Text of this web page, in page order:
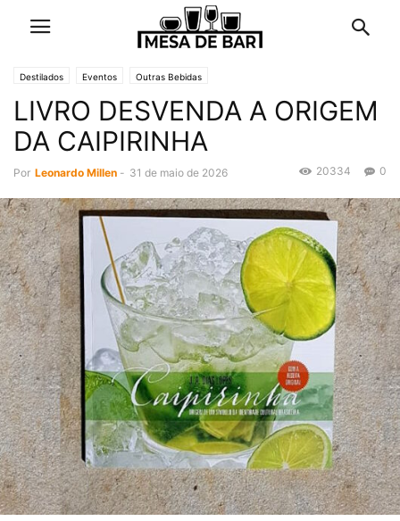
Destilados Eventos Outras Bebidas
LIVRO DESVENDA A ORIGEM
DA CAIPIRINHA
Por Leonardo Millen - 31 de maio de 2026 0
20334